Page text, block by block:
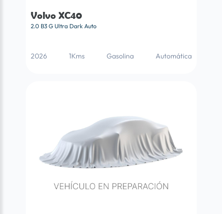
Volvo XC40
2.0 B3 G Ultra Dark Auto
2026 1Kms Gasolina Automática